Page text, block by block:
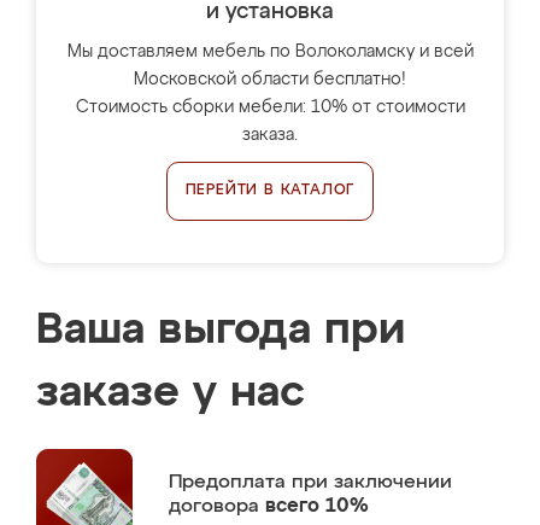
и установка
Мы доставляем мебель по Волоколамску и всей
Московской области бесплатно!
Стоимость сборки мебели: 10% от стоимости
заказа.
ПЕРЕЙТИ В КАТАЛОГ
Ваша выгода при
заказе у нас
Предоплата при заключении
договора всего 10%